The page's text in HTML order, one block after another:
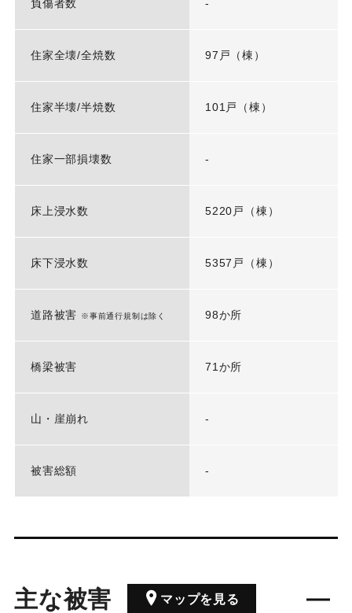
負傷者数 -
住家全壊/全焼数 97戸（棟）
住家半壊/半焼数 101戸（棟）
住家一部損壊数 -
床上浸水数 5220戸（棟）
床下浸水数 5357戸（棟）
道路被害 ※事前通行規制は除く 98か所
橋梁被害 71か所
山・崖崩れ -
被害総額 -
主な被害 マップを見る